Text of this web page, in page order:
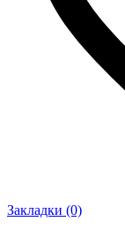
Закладки (0)